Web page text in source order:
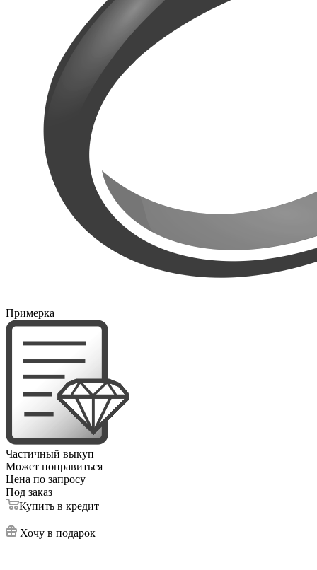
Примерка
Частичный выкуп
Может понравиться
Цена по запросу
Под заказ
Купить в кредит
Хочу в подарок